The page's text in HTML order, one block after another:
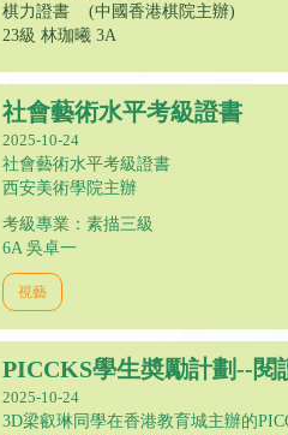
棋力證書 (中國香港棋院主辦)
23級 林珈曦 3A
社會藝術水平考級證書
2025-10-24
社會藝術水平考級證書
西安美術學院主辦
考級專業：素描三級
6A 吳卓一
視藝
PICCKS學生奬勵計劃--閱
2025-10-24
3D梁叡琳同學在香港教育城主辦的